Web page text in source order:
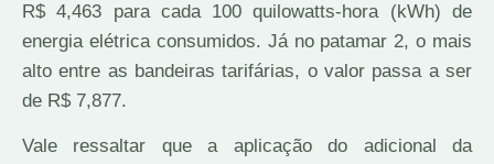
R$ 4,463 para cada 100 quilowatts-hora (kWh) de
energia elétrica consumidos. Já no patamar 2, o mais
alto entre as bandeiras tarifárias, o valor passa a ser
de R$ 7,877.
Vale ressaltar que a aplicação do adicional da